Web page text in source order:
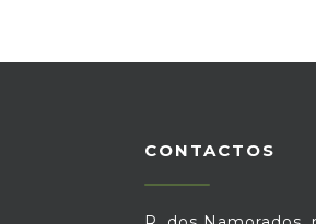
CONTACTOS